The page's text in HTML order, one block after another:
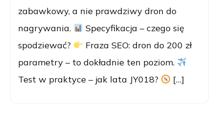
zabawkowy, a nie prawdziwy dron do
nagrywania.
Specyfikacja – czego się
spodziewać?
Fraza SEO: dron do 200 zł
parametry – to dokładnie ten poziom.
Test w praktyce – jak lata JY018?
[…]